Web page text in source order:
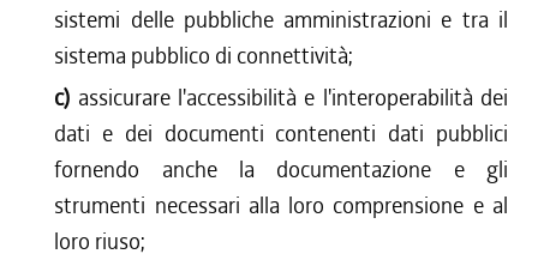
sistemi delle pubbliche amministrazioni e tra il
sistema pubblico di connettività;
c) assicurare l'accessibilità e l'interoperabilità dei
dati e dei documenti contenenti dati pubblici
fornendo anche la documentazione e gli
strumenti necessari alla loro comprensione e al
loro riuso;